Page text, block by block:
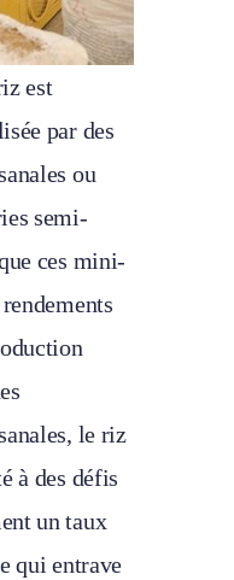
est
par des
ou
semi-
ces mini-
le riz
à des défis
un taux
qui entrave